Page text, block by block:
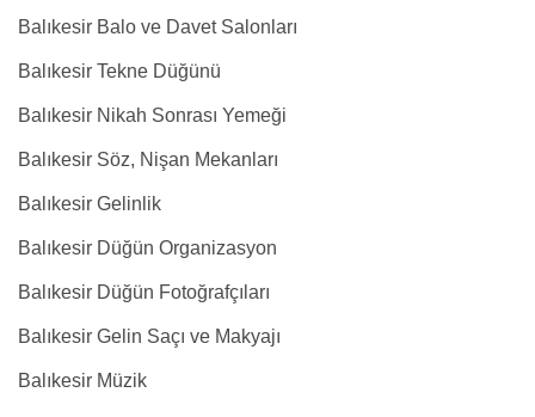
Balıkesir Balo ve Davet Salonları
Balıkesir Tekne Düğünü
Balıkesir Nikah Sonrası Yemeği
Balıkesir Söz, Nişan Mekanları
Balıkesir Gelinlik
Balıkesir Düğün Organizasyon
Balıkesir Düğün Fotoğrafçıları
Balıkesir Gelin Saçı ve Makyajı
Balıkesir Müzik